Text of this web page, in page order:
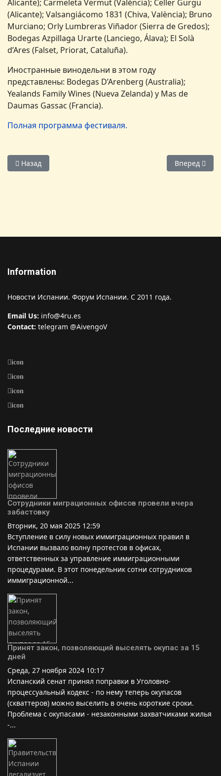
Alicante); Carmeleta Vermut (València); Celler Gurgu
(Alicante); Valsangiácomo 1831 (Chiva, València); Bruno
Murciano; Orly Lumbreras Viñador (Sierra de Gredos);
Bodegas Azpillaga Urarte (Lanciego, Álava); El Solà
d’Ares (Falset, Priorat, Cataluña).
Иностранные винодельни в этом году
представлены: Bodegas D’Arenberg (Australia);
Yealands Family Wines (Nueva Zelanda) y Mas de
Daumas Gassac (Francia).
Полная программа фестиваля.
Предыдущий: Самые лучшие рождественские огни в мире
Назад Следующий:
Вперед
Information
Новости Испании. Форум Испании. С 2011 года.
Email Us: info@4ru.es
Contact: telegram @AivengoV
icon
icon
icon
icon
Последние новости
Сотрудники миграционных офисов провели вчера
забастовку
Вторник, 20 мая 2025 12:59
Вступление в силу новых иммиграционных правил в
Испании вызвало волну протестов в офисах,
ответственных за управление иммиграционными
процедурами. В этот понедельник сотни сотрудников
иммиграционной...
Принят закон, позволяющий выселять окупас за 15
дней
Среда, 27 ноября 2024 10:17
Испанский сенат принял поправки в Уголовно-
процессуальный кодекс - по нему теперь окупасов
(скваттеров) можно выселить в очень короткие сроки.
Проблема с окупасами - незаконными захватчиками жилья
-...